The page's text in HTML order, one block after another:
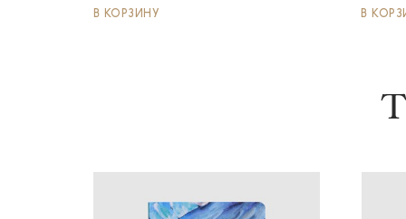
В КОРЗИНУ В